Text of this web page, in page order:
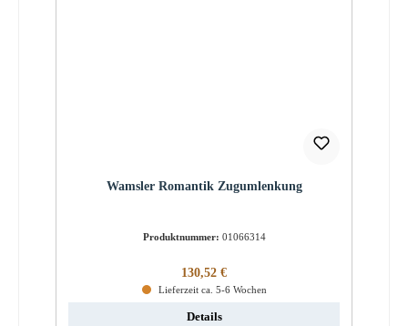
Wamsler Romantik Zugumlenkung
Produktnummer: 01066314
Regulärer Preis:
130,52 €
Lieferzeit ca. 5-6 Wochen
Details